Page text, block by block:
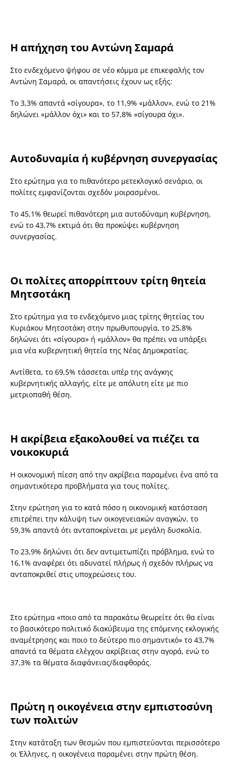
Η απήχηση του Αντώνη Σαμαρά
Στο ενδεχόμενο ψήφου σε νέο κόμμα με επικεφαλής τον
Αντώνη Σαμαρά, οι απαντήσεις έχουν ως εξής:
Το 3,3% απαντά «σίγουρα», το 11,9% «μάλλον», ενώ το 21%
δηλώνει «μάλλον όχι» και το 57,8% «σίγουρα όχι».
Αυτοδυναμία ή κυβέρνηση συνεργασίας
Στο ερώτημα για το πιθανότερο μετεκλογικό σενάριο, οι
πολίτες εμφανίζονται σχεδόν μοιρασμένοι.
Το 45,1% θεωρεί πιθανότερη μια αυτοδύναμη κυβέρνηση,
ενώ το 43,7% εκτιμά ότι θα προκύψει κυβέρνηση
συνεργασίας.
Οι πολίτες απορρίπτουν τρίτη θητεία
Μητσοτάκη
Στο ερώτημα για το ενδεχόμενο μιας τρίτης θητείας του
Κυριάκου Μητσοτάκη στην πρωθυπουργία, το 25,8%
δηλώνει ότι «σίγουρα» ή «μάλλον» θα πρέπει να υπάρξει
μια νέα κυβερνητική θητεία της Νέας Δημοκρατίας.
Αντίθετα, το 69,5% τάσσεται υπέρ της ανάγκης
κυβερνητικής αλλαγής, είτε με απόλυτη είτε με πιο
μετριοπαθή θέση.
Η ακρίβεια εξακολουθεί να πιέζει τα
νοικοκυριά
Η οικονομική πίεση από την ακρίβεια παραμένει ένα από τα
σημαντικότερα προβλήματα για τους πολίτες.
Στην ερώτηση για το κατά πόσο η οικονομική κατάσταση
επιτρέπει την κάλυψη των οικογενειακών αναγκών, το
59,3% απαντά ότι ανταποκρίνεται με μεγάλη δυσκολία.
Το 23,9% δηλώνει ότι δεν αντιμετωπίζει πρόβλημα, ενώ το
16,1% αναφέρει ότι αδυνατεί πλήρως ή σχεδόν πλήρως να
ανταποκριθεί στις υποχρεώσεις του.
Στο ερώτημα «ποιο από τα παρακάτω θεωρείτε ότι θα είναι
το βασικότερο πολιτικό διακύβευμα της επόμενης εκλογικής
αναμέτρησης και ποιο το δεύτερο πιο σημαντικό» το 43,7%
απαντά τα θέματα ελέγχου ακρίβειας στην αγορά, ενώ το
37,3% τα θέματα διαφάνειας/διαφθοράς.
Πρώτη η οικογένεια στην εμπιστοσύνη
των πολιτών
Στην κατάταξη των θεσμών που εμπιστεύονται περισσότερο
οι Έλληνες, η οικογένεια παραμένει στην πρώτη θέση.